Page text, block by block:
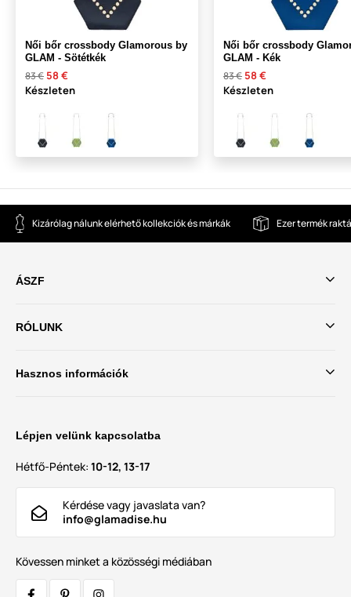
Női bőr crossbody Glamorous by
GLAM - Sötétkék
83 € 58 €
Készleten
Női bőr crossbody
GLAM - Kék
83 € 58 €
Készleten
Kizárólag nálunk elérhető kollekciók és márkák Ezer termék
ÁSZF
RÓLUNK
Hasznos információk
Lépjen velünk kapcsolatba
Hétfő-Péntek: 10-12, 13-17
Kérdése vagy javaslata van?
info@glamadise.hu
Kövessen minket a közösségi médiában